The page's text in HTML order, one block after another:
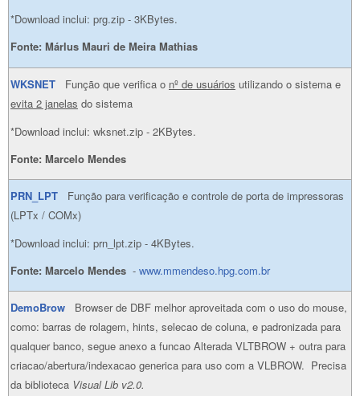
*Download inclui: prg.zip - 3KBytes.
Fonte: Márlus Mauri de Meira Mathias
WKSNET Função que verifica o nº de usuários utilizando o sistema e
evita 2 janelas do sistema
*Download inclui: wksnet.zip - 2KBytes.
Fonte: Marcelo Mendes
PRN_LPT
Função para verificação e controle de porta de impressoras
(LPTx / COMx)
*Download inclui: prn_lpt.zip - 4KBytes.
Fonte: Marcelo Mendes - www.mmendeso.hpg.com.br
DemoBrow
Browser de DBF melhor aproveitada com o uso do mouse,
como: barras de rolagem, hints, selecao de coluna, e padronizada para
qualquer banco, segue anexo a funcao Alterada VLTBROW + outra para
criacao/abertura/indexacao generica para uso com a VLBROW. Precisa
da biblioteca Visual Lib v2.0.